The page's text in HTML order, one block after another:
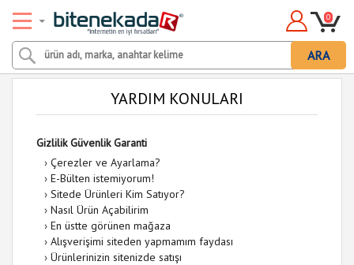
ARA
0
YARDIM KONULARI
Gizlilik Güvenlik Garanti
› Çerezler ve Ayarlama?
› E-Bülten istemiyorum!
› Sitede Ürünleri Kim Satıyor?
› Nasıl Ürün Açabilirim
› En üstte görünen mağaza
› Alışverişimi siteden yapmamım faydası
› Ürünlerinizin sitenizde satışı